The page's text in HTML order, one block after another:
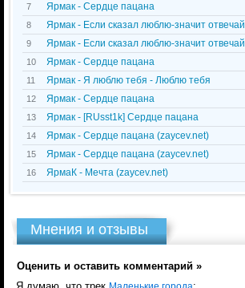
7 Ярмак - Сердце пацана
8 Ярмак - Если сказал люблю-значит отвечай
9 Ярмак - Если сказал люблю-значит отвечай
10 Ярмак - Сердце пацана
11 Ярмак - Я люблю тебя - Люблю тебя
12 Ярмак - Сердце пацана
13 Ярмак - [RUsst1k] Сердце пацана
14 Ярмак - Сердце пацана (zaycev.net)
15 Ярмак - Сердце пацана (zaycev.net)
16 ЯрмаК - Мечта (zaycev.net)
Мнения и отзывы
Оценить и оставить комментарий »